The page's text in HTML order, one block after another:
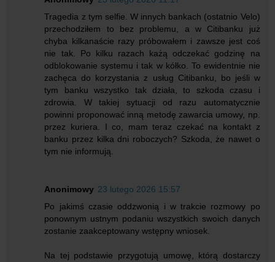
Tragedia z tym selfie. W innych bankach (ostatnio Velo)
przechodziłem to bez problemu, a w Citibanku już
chyba kilkanaście razy próbowałem i zawsze jest coś
nie tak. Po kilku razach każą odczekać godzinę na
odblokowanie systemu i tak w kółko. To ewidentnie nie
zachęca do korzystania z usług Citibanku, bo jeśli w
tym banku wszystko tak działa, to szkoda czasu i
zdrowia. W takiej sytuacji od razu automatycznie
powinni proponować inną metodę zawarcia umowy, np.
przez kuriera. I co, mam teraz czekać na kontakt z
banku przez kilka dni roboczych? Szkoda, że nawet o
tym nie informują.
Anonimowy 23 lutego 2026 15:57
Po jakimś czasie oddzwonią i w trakcie rozmowy po
ponownym ustnym podaniu wszystkich swoich danych
zostanie zaakceptowany wstępny wniosek.
Na tej podstawie przygotują umowę, którą dostarczy